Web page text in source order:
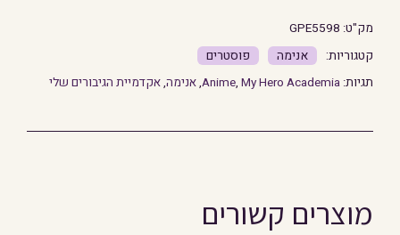
מק"ט: GPE5598
אנימה פוסטרים
תגיות: Anime, My Hero Academia
,אנימה,אקדמיית הגיבורים שלי
מוצרים קשורים